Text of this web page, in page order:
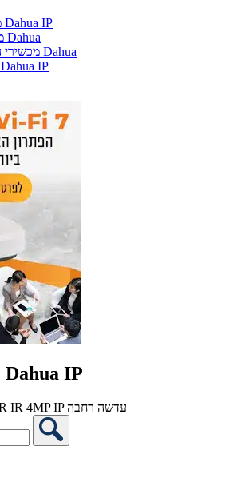
> מצלמות אבטחה Dahua IP
> מצלמות אנלוגיות Dahua
> מכשירי הקלטה אנלוגיים Dahua
> מכשירי הקלטה Dahua IP
מצלמות אבטחה Dahua IP
מצלמת כיפה WDR IR 4MP IP עדשה רחבה